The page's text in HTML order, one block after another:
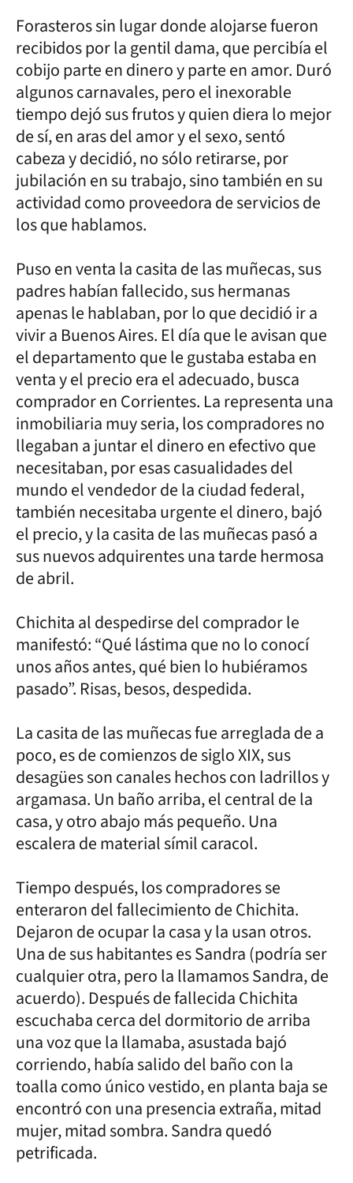
Forasteros sin lugar donde alojarse fueron
recibidos por la gentil dama, que percibía el
cobijo parte en dinero y parte en amor. Duró
algunos carnavales, pero el inexorable
tiempo dejó sus frutos y quien diera lo mejor
de sí, en aras del amor y el sexo, sentó
cabeza y decidió, no sólo retirarse, por
jubilación en su trabajo, sino también en su
actividad como proveedora de servicios de
los que hablamos.
Puso en venta la casita de las muñecas, sus
padres habían fallecido, sus hermanas
apenas le hablaban, por lo que decidió ir a
vivir a Buenos Aires. El día que le avisan que
el departamento que le gustaba estaba en
venta y el precio era el adecuado, busca
comprador en Corrientes. La representa una
inmobiliaria muy seria, los compradores no
llegaban a juntar el dinero en efectivo que
necesitaban, por esas casualidades del
mundo el vendedor de la ciudad federal,
también necesitaba urgente el dinero, bajó
el precio, y la casita de las muñecas pasó a
sus nuevos adquirentes una tarde hermosa
de abril.
Chichita al despedirse del comprador le
manifestó: “Qué lástima que no lo conocí
unos años antes, qué bien lo hubiéramos
pasado”. Risas, besos, despedida.
La casita de las muñecas fue arreglada de a
poco, es de comienzos de siglo XIX, sus
desagües son canales hechos con ladrillos y
argamasa. Un baño arriba, el central de la
casa, y otro abajo más pequeño. Una
escalera de material símil caracol.
Tiempo después, los compradores se
enteraron del fallecimiento de Chichita.
Dejaron de ocupar la casa y la usan otros.
Una de sus habitantes es Sandra (podría ser
cualquier otra, pero la llamamos Sandra, de
acuerdo). Después de fallecida Chichita
escuchaba cerca del dormitorio de arriba
una voz que la llamaba, asustada bajó
corriendo, había salido del baño con la
toalla como único vestido, en planta baja se
encontró con una presencia extraña, mitad
mujer, mitad sombra. Sandra quedó
petrificada.